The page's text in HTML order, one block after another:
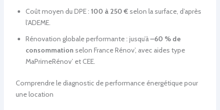
Coût moyen du DPE : 100 à 250 €selon la surface, d’après
l’ADEME.
Rénovation globale performante : jusqu’à–60 % de
consommation selon France Rénov’, avec aides type
MaPrimeRénov’ et CEE.
Comprendre le diagnostic de performance énergétique pour
une location